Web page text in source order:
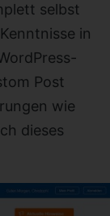
selbst
in
Post
wie
dieses